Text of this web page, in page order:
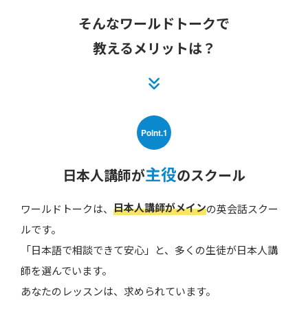
そんなワールドトークで
教えるメリットは？
Point.1
日本人講師が主役のスクール
ワールドトークは、 日本人講師がメインの英会話スクー
ルです。
「日本語で相談できて安心」と、多くの生徒が日本人講
師を選んでいます。
あなたのレッスンは、求められています。